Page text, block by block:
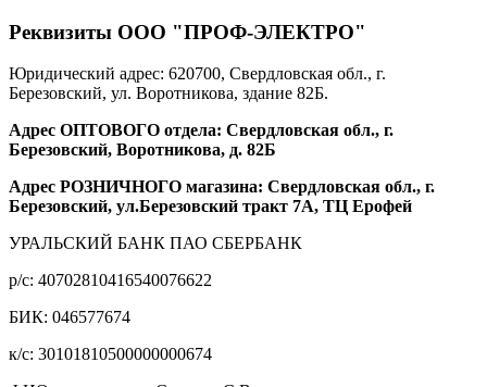
Реквизиты ООО "ПРОФ-ЭЛЕКТРО"
Юридический адрес: 620700, Свердловская обл., г.
Березовский, ул. Воротникова, здание 82Б.
Адрес ОПТОВОГО отдела: Свердловская обл., г.
Березовский, Воротникова, д. 82Б
Адрес РОЗНИЧНОГО магазина: Свердловская обл., г.
Березовский, ул.Березовский тракт 7А, ТЦ Ерофей
УРАЛЬСКИЙ БАНК ПАО СБЕРБАНК
р/c: 40702810416540076622
БИК: 046577674
к/c: 30101810500000000674